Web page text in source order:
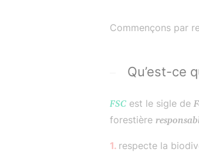
Commençons par
Qu’est-ce
FSC est le sigle de
forestière
respecte la